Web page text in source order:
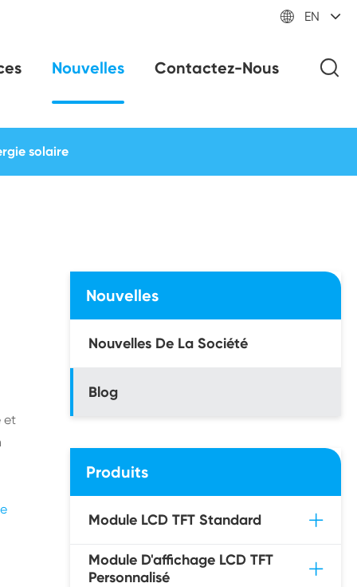
 EN
Nouvelles Contactez-Nous
solaire
et
Nouvelles
Nouvelles De La Société
Blog
Produits
Module LCD TFT Standard
Module D'affichage LCD TFT
Personnalisé